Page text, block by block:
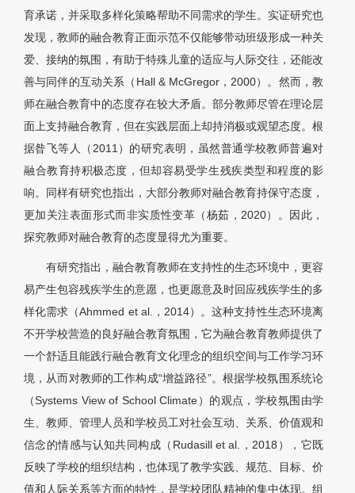
育承诺，并采取多样化策略帮助不同需求的学生。实证研究也
发现，教师的融合教育正面示范不仅能够带动班级形成一种关
爱、接纳的氛围，有助于特殊儿童的适应与人际交往，还能改
善与同伴的互动关系（Hall & McGregor，2000）。然而，教
师在融合教育中的态度存在较大矛盾。部分教师尽管在理论层
面上支持融合教育，但在实践层面上却持消极或观望态度。根
据昝飞等人（2011）的研究表明，虽然普通学校教师普遍对
融合教育持积极态度，但却容易受学生残疾类型和程度的影
响。同样有研究也指出，大部分教师对融合教育持保守态度，
更加关注表面形式而非实质性变革（杨茹，2020）。因此，
探究教师对融合教育的态度显得尤为重要。
有研究指出，融合教育教师在支持性的生态环境中，更容
易产生包容残疾学生的意愿，也更愿意及时回应残疾学生的多
样化需求（Ahmmed et al.，2014）。这种支持性生态环境离
不开学校营造的良好融合教育氛围，它为融合教育教师提供了
一个舒适且能践行融合教育文化理念的组织空间与工作学习环
境，从而对教师的工作构成“增益路径”。根据学校氛围系统论
（Systems View of School Climate）的观点，学校氛围由学
生、教师、管理人员和学校员工对社会互动、关系、价值观和
信念的情感与认知共同构成（Rudasill et al.，2018），它既
反映了学校的组织结构，也体现了教学实践、规范、目标、价
值和人际关系等方面的特性，是学校团队精神的集中体现。组